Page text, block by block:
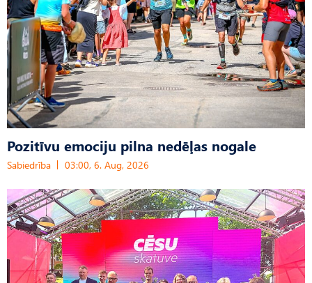
Pozitīvu emociju pilna nedēļas nogale
Sabiedrība 03:00, 6. Aug, 2026